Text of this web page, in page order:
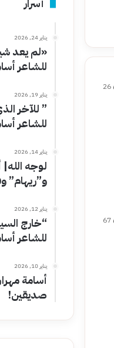
26
67
أسرار
يناير 24, 2026
«لم يعد
للشاعر
يناير 19, 2026
” للآخر
للشاعر
يناير 14, 2026
لوجه
و”ريهام”
يناير 12, 2026
“خارج
للشاعر
يناير 10, 2026
أسامة
صديقين!